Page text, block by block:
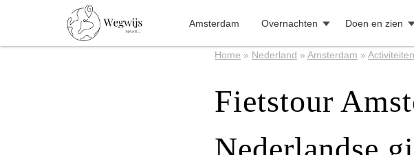
Amsterdam Overnachten Doen en zien
Home » Nederland » Amsterdam » Activiteiten
Fietstour